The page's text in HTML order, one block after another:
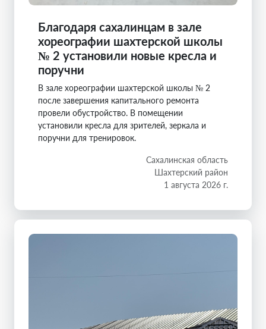
Благодаря сахалинцам в зале
хореографии шахтерской школы
№ 2 установили новые кресла и
поручни
В зале хореографии шахтерской школы № 2
после завершения капитального ремонта
провели обустройство. В помещении
установили кресла для зрителей, зеркала и
поручни для тренировок.
Сахалинская область
Шахтерский район
1 августа 2026 г.